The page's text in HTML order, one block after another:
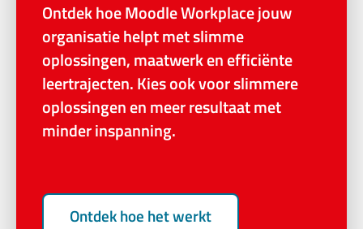
Ontdek hoe Moodle Workplace jouw
organisatie helpt met slimme
oplossingen, maatwerk en efficiënte
leertrajecten. Kies ook voor slimmere
oplossingen en meer resultaat met
minder inspanning.
Ontdek hoe het werkt